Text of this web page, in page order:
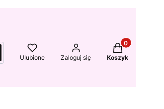
Ulubione Zaloguj się
Produkty w
Koszyk